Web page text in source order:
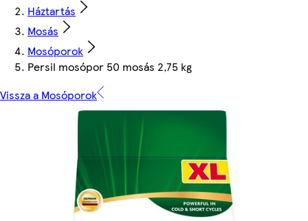
Háztartás
Mosás
Mosóporok
Persil mosópor 50 mosás 2,75 kg
Vissza a Mosóporok